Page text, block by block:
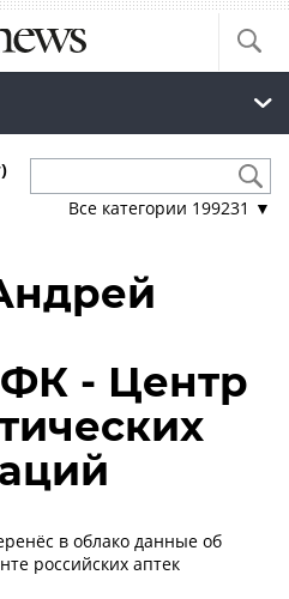
Все категории 199231 ▼
- Центр
в облако данные об
российских аптек